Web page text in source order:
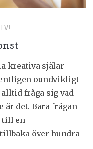
kreativa själar
oundvikligt
alltid fråga sig vad
är det. Bara frågan
till en
över hundra